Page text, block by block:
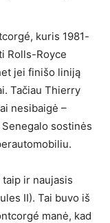
kuris 1981-
Rolls-Royce
jei finišo liniją
Tačiau Thierry
nesibaigė –
sostinės
taip ir naujasis
II). Tai buvo iš
manė, kad